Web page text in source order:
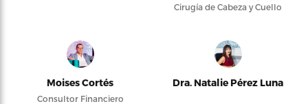
Cirugía de Cabeza y Cuello
Moises Cortés
Consultor Financiero
Dra. Natalie Pérez Luna